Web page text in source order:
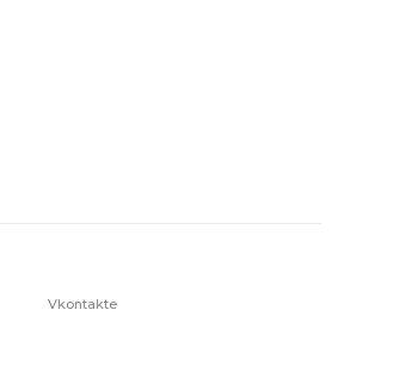
Vkontakte